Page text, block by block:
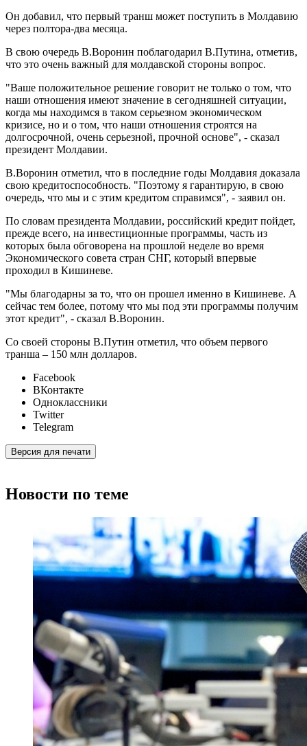
Он добавил, что первый транш может поступить в Молдавию
через полтора-два месяца.
В свою очередь В.Воронин поблагодарил В.Путина, отметив,
что это очень важный для молдавской стороны вопрос.
"Ваше положительное решение говорит не только о том, что
наши отношения имеют значение в сегодняшней ситуации,
когда мы находимся в таком серьезном экономическом
кризисе, но и о том, что наши отношения строятся на
долгосрочной, очень серьезной, прочной основе", - сказал
президент Молдавии.
В.Воронин отметил, что в последние годы Молдавия доказала
свою кредитоспособность. "Поэтому я гарантирую, в свою
очередь, что мы и с этим кредитом справимся", - заявил он.
По словам президента Молдавии, российский кредит пойдет,
прежде всего, на инвестиционные программы, часть из
которых была обговорена на прошлой неделе во время
Экономического совета стран СНГ, который впервые
проходил в Кишиневе.
"Мы благодарны за то, что он прошел именно в Кишиневе. А
сейчас тем более, потому что мы под эти программы получим
этот кредит", - сказал В.Воронин.
Со своей стороны В.Путин отметил, что объем первого
транша – 150 млн долларов.
Facebook
ВКонтакте
Одноклассники
Twitter
Telegram
Версия для печати
Новости по теме